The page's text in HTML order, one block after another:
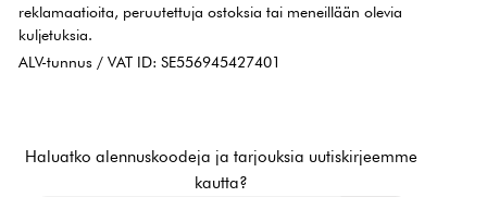
reklamaatioita, peruutettuja ostoksia tai meneillään olevia
kuljetuksia.
ALV-tunnus / VAT ID: SE556945427401
Haluatko alennuskoodeja ja tarjouksia uutiskirjeemme
kautta?